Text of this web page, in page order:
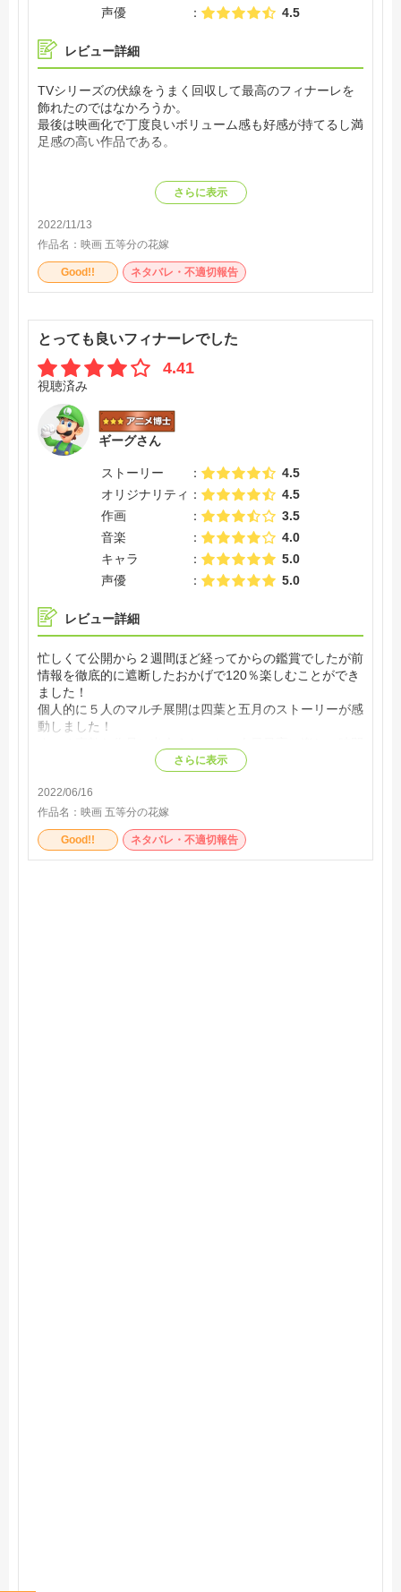
声優
4.5
レビュー詳細
TVシリーズの伏線をうまく回収して最高のフィナーレを
飾れたのではなかろうか。
最後は映画化で丁度良いボリューム感も好感が持てるし満
足感の高い作品である。
さらに表示
2022/11/13
作品名： 映画 五等分の花嫁
Good!! ネタバレ・不適切報告
とっても良いフィナーレでした
4.41
視聴済み
ギーグさん
ストーリー
4.5
オリジナリティ
4.5
作画
3.5
音楽
4.0
キャラ
5.0
声優
5.0
レビュー詳細
忙しくて公開から２週間ほど経ってからの鑑賞でしたが前
情報を徹底的に遮断したおかげで120％楽しむことができ
ました！
個人的に５人のマルチ展開は四葉と五月のストーリーが感
動しました！
を過ごさせてもらえたことに感謝です！
さらに表示
2022/06/16
作品名： 映画 五等分の花嫁
Good!! ネタバレ・不適切報告